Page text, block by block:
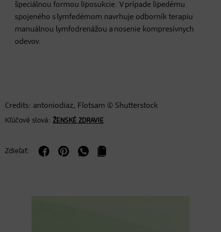
špeciálnou formou liposukcie. V prípade lipedému
spojeného s lymfedémom navrhuje odborník terapiu
manuálnou lymfodrenážou a nosenie kompresívnych
odevov.
Credits: antoniodiaz, Flotsam © Shutterstock
Kľúčové slová: ŽENSKÉ ZDRAVIE
Zdieľať: